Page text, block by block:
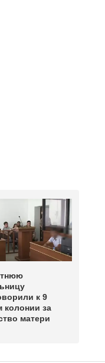
к 9
колонии за
матери